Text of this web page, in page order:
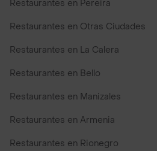
Restaurantes en Pereira
Restaurantes en Otras Ciudades
Restaurantes en La Calera
Restaurantes en Bello
Restaurantes en Manizales
Restaurantes en Armenia
Restaurantes en Rionegro